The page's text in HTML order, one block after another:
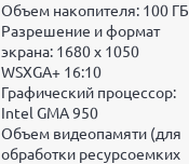
Объем накопителя: 100 ГБ
Разрешение и формат
экрана: 1680 x 1050
WSXGA+ 16:10
Графический процессор:
Intel GMA 950
Объем видеопамяти (для
обработки ресурсоемких